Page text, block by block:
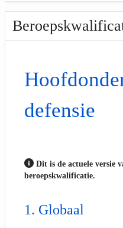
defensie
Dit is de actuele versie
beroepskwalificatie.
Globaal